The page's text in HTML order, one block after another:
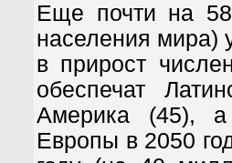
Еще почти на
населения мира)
в прирост
обеспечат
Америка (45), а
Европы в 2050